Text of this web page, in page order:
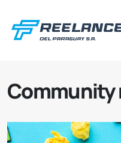
Community